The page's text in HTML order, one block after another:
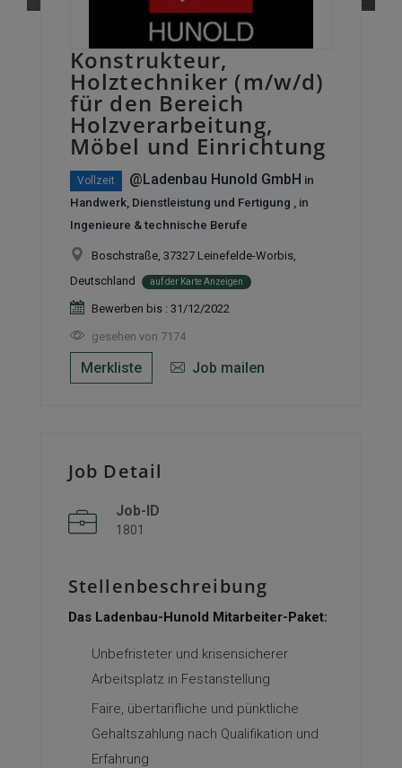
Konstrukteur,
Holztechniker (m/w/d)
für den Bereich
Holzverarbeitung,
Möbel und Einrichtung
Vollzeit @Ladenbau Hunold GmbH in
Handwerk, Dienstleistung und Fertigung , in
Ingenieure & technische Berufe
Boschstraße, 37327 Leinefelde-Worbis,
Deutschland
auf der Karte Anzeigen
Bewerben bis : 31/12/2022
gesehen von 7174
Merkliste Job mailen
Job Detail
Job-ID
1801
Stellenbeschreibung
Das Ladenbau-Hunold Mitarbeiter-Paket:
Unbefristeter und krisensicherer
Arbeitsplatz in Festanstellung
Faire, übertarifliche und pünktliche
Gehaltszahlung nach Qualifikation und
Erfahrung